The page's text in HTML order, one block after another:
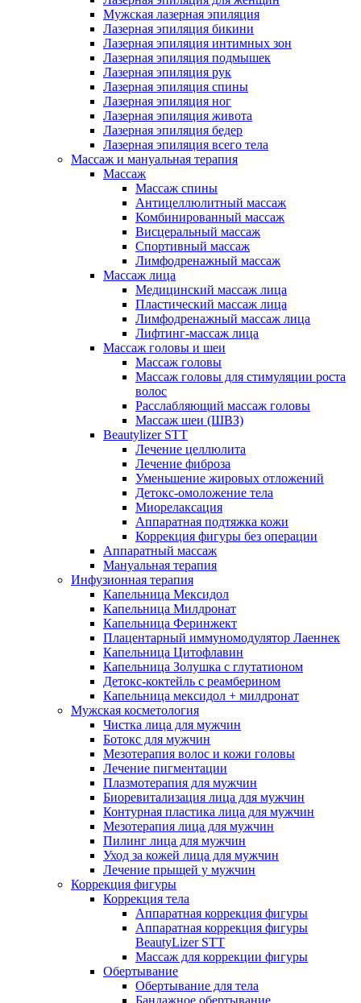
Мужская лазерная эпиляция
Лазерная эпиляция бикини
Лазерная эпиляция интимных зон
Лазерная эпиляция подмышек
Лазерная эпиляция рук
Лазерная эпиляция спины
Лазерная эпиляция ног
Лазерная эпиляция живота
Лазерная эпиляция бедер
Лазерная эпиляция всего тела
Массаж и мануальная терапия
Массаж
Массаж спины
Антицеллюлитный массаж
Комбинированный массаж
Висцеральный массаж
Спортивный массаж
Лимфодренажный массаж
Массаж лица
Медицинский массаж лица
Пластический массаж лица
Лимфодренажный массаж лица
Лифтинг-массаж лица
Массаж головы и шеи
Массаж головы
Массаж головы для стимуляции роста
волос
Расслабляющий массаж головы
Массаж шеи (ШВЗ)
Beautylizer STT
Лечение целлюлита
Лечение фиброза
Уменьшение жировых отложений
Детокс-омоложение тела
Миорелаксация
Аппаратная подтяжка кожи
Коррекция фигуры без операции
Аппаратный массаж
Мануальная терапия
Инфузионная терапия
Капельница Мексидол
Капельница Милдронат
Капельница Феринжект
Плацентарный иммуномодулятор Лаеннек
Капельница Цитофлавин
Капельница Золушка с глутатионом
Детокс-коктейль с реамберином
Капельница мексидол + милдронат
Мужская косметология
Чистка лица для мужчин
Ботокс для мужчин
Мезотерапия волос и кожи головы
Лечение пигментации
Плазмотерапия для мужчин
Биоревитализация лица для мужчин
Контурная пластика лица для мужчин
Мезотерапия лица для мужчин
Пилинг лица для мужчин
Уход за кожей лица для мужчин
Лечение прыщей у мужчин
Коррекция фигуры
Коррекция тела
Аппаратная коррекция фигуры
Аппаратная коррекция фигуры
BeautyLizer STT
Массаж для коррекции фигуры
Обертывание
Обертывание для тела
Бандажное обертывание